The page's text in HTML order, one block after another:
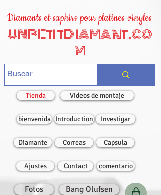
Diamants et saphirs pour platines vinyles
UNPETITDIAMANT.CO
M
Tienda Vídeos de montaje
bienvenida Introduction Investigar
Diamante Correas Capsula
Ajustes Contact comentario
Fotos Bang Olufsen